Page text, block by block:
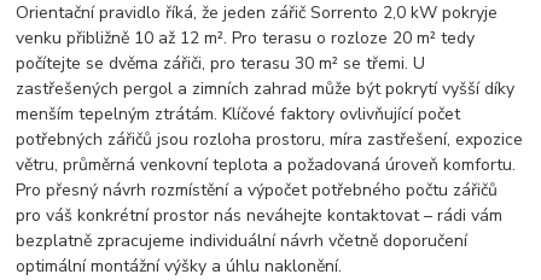
Orientační pravidlo říká, že jeden zářič Sorrento 2,0 kW pokryje
venku přibližně 10 až 12 m². Pro terasu o rozloze 20 m² tedy
počítejte se dvěma zářiči, pro terasu 30 m² se třemi. U
zastřešených pergol a zimních zahrad může být pokrytí vyšší díky
menším tepelným ztrátám. Klíčové faktory ovlivňující počet
potřebných zářičů jsou rozloha prostoru, míra zastřešení, expozice
větru, průměrná venkovní teplota a požadovaná úroveň komfortu.
Pro přesný návrh rozmístění a výpočet potřebného počtu zářičů
pro váš konkrétní prostor nás neváhejte kontaktovat – rádi vám
bezplatně zpracujeme individuální návrh včetně doporučení
optimální montážní výšky a úhlu naklonění.